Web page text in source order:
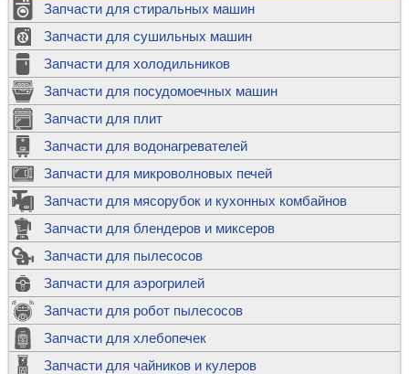
Запчасти для стиральных машин
Запчасти для сушильных машин
Запчасти для холодильников
Запчасти для посудомоечных машин
Запчасти для плит
Запчасти для водонагревателей
Запчасти для микроволновых печей
Запчасти для мясорубок и кухонных комбайнов
Запчасти для блендеров и миксеров
Запчасти для пылесосов
Запчасти для аэрогрилей
Запчасти для робот пылесосов
Запчасти для хлебопечек
Запчасти для чайников и кулеров